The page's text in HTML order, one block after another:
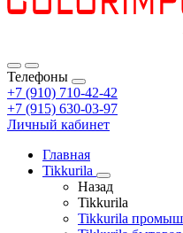
Телефоны
+7 (910) 710-42-42
+7 (915) 630-03-97
Личный кабинет
Главная
Tikkurila
Назад
Tikkurila
Tikkurila